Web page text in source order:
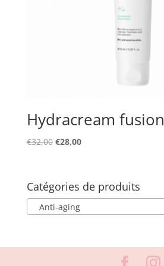
Hydracream fusion
€32,00 Le
était :
€32,00.
€28,00Le
est :
€28,00.
Catégories de produits
Anti-aging